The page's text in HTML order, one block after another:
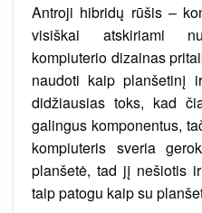
Antroji hibridų rūšis –
visiškai atskiriami
kompiuterio dizainas
naudoti kaip planšetinį
didžiausias toks, kad
galingus komponentus,
kompiuteris sveria
planšetė, tad jį nešiotis
taip patogu kaip su